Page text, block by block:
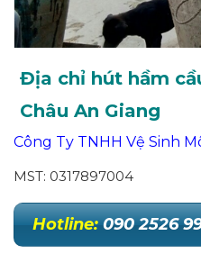
Địa chỉ hút hầm
Châu An Giang
Công Ty TNHH Vệ Sinh
MST: 0317897004
Hotline: 090 2526